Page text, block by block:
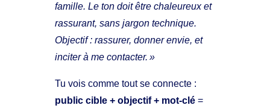
famille. Le ton doit être chaleureux et
rassurant, sans jargon technique.
Objectif : rassurer, donner envie, et
inciter à me contacter. »
Tu vois comme tout se connecte :
public cible + objectif + mot-clé =